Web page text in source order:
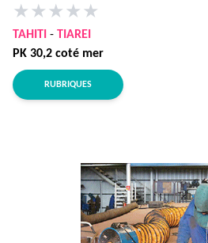
★ ★ ★ ★ ★
TAHITI - TIAREI
PK 30,2 coté mer
RUBRIQUES